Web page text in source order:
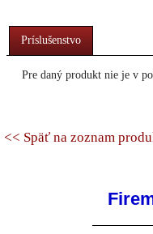
Príslušenstvo
Pre daný produkt nie je v
<< Späť na zoznam